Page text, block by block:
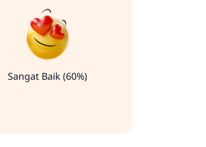
Sangat Baik (60%)